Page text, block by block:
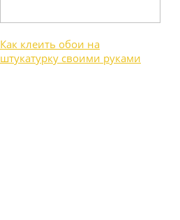
Как клеить обои на
штукатурку своими руками